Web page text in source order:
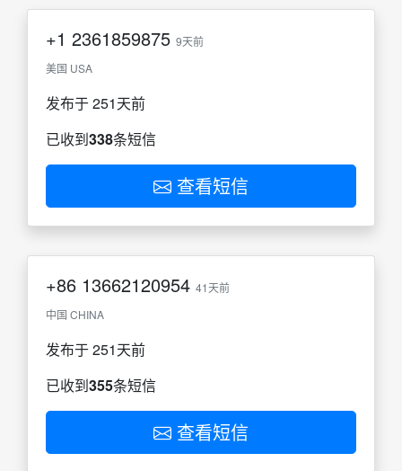
+1 2361859875 9天前
美国 USA
发布于 251天前
已收到338条短信
查看短信
+86 13662120954 41天前
中国 CHINA
发布于 251天前
已收到355条短信
查看短信